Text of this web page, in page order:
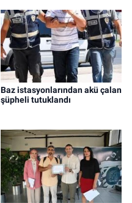
Baz istasyonlarından akü çalan
şüpheli tutuklandı